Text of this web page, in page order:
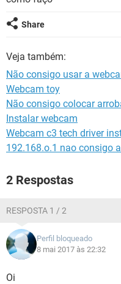
GUIA DE COMPRAS
CELULAR
OUTLOOK
GUIA DE COMPRAS
Share
Veja também:
Não consigo usar a
Webcam toy
Não consigo colocar
Instalar webcam
Webcam c3 tech driver
192.168.o.1 nao consigo
2 Respostas
RESPOSTA 1 / 2
Perfil bloqueado
8 mai 2017 às 22:32
Oi